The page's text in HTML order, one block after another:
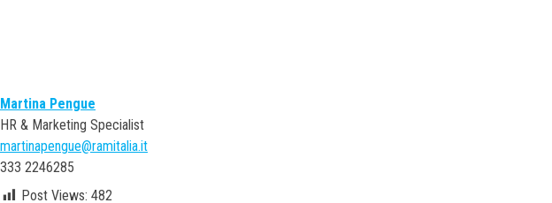
Martina Pengue
HR & Marketing Specialist
martinapengue@ramitalia.it
333 2246285
Post Views: 482